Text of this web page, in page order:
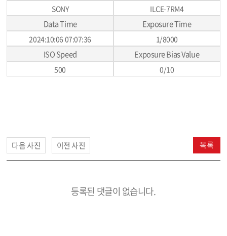
SONY ILCE-7RM4
Data Time
2024:10:06 07:07:36
Exposure Time
1/8000
ISO Speed
500
Exposure Bias Value
0/10
다음 사진 이전 사진 목록
등록된 댓글이 없습니다.